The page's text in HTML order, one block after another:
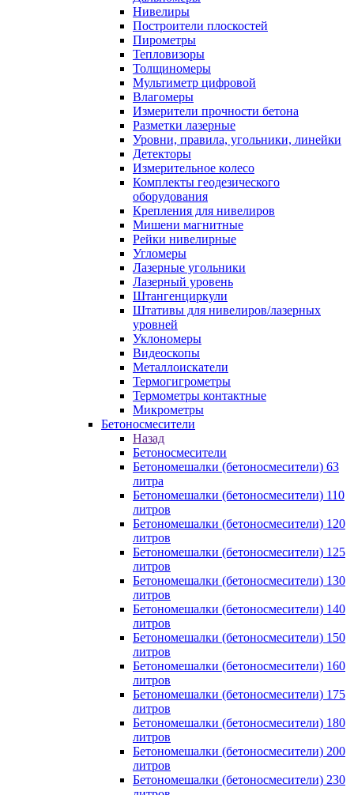
Нивелиры
Построители плоскостей
Пирометры
Тепловизоры
Толщиномеры
Мультиметр цифровой
Влагомеры
Измерители прочности бетона
Разметки лазерные
Уровни, правила, угольники, линейки
Детекторы
Измерительное колесо
Комплекты геодезического
оборудования
Крепления для нивелиров
Мишени магнитные
Рейки нивелирные
Угломеры
Лазерные угольники
Лазерный уровень
Штангенциркули
Штативы для нивелиров/лазерных
уровней
Уклономеры
Видеоскопы
Металлоискатели
Термогигрометры
Термометры контактные
Микрометры
Бетоносмесители
Назад
Бетоносмесители
Бетономешалки (бетоносмесители) 63
литра
Бетономешалки (бетоносмесители) 110
литров
Бетономешалки (бетоносмесители) 120
литров
Бетономешалки (бетоносмесители) 125
литров
Бетономешалки (бетоносмесители) 130
литров
Бетономешалки (бетоносмесители) 140
литров
Бетономешалки (бетоносмесители) 150
литров
Бетономешалки (бетоносмесители) 160
литров
Бетономешалки (бетоносмесители) 175
литров
Бетономешалки (бетоносмесители) 180
литров
Бетономешалки (бетоносмесители) 200
литров
Бетономешалки (бетоносмесители) 230